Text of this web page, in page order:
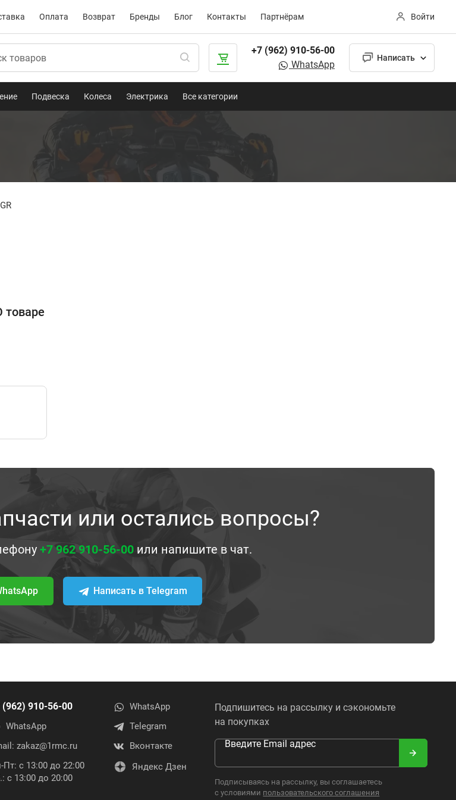
Оплата Возврат Бренды Блог Контакты Партнёрам Войти
+7 (962) 910-56-00
WhatsApp
Написать
Подвеска Колеса Электрика Все категории
товаре
или остались вопросы?
+7 962 910-56-00 или напишите в чат.
Написать в Telegram
(962) 910-56-00
WhatsApp
zakaz@1rmc.ru
Пт: с 13:00 до 22:00
с 13:00 до 20:00
WhatsApp
Telegram
Вконтакте
Яндекс Дзен
Подпишитесь на рассылку и сэкономьте
на покупках
Введите Email адрес
Подписываясь на рассылку, вы соглашаетесь
с условиями пользовательского соглашения